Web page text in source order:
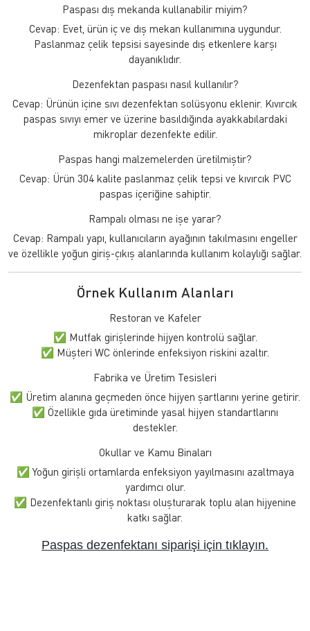
Paspası dış mekanda kullanabilir miyim?
Cevap: Evet, ürün iç ve dış mekan kullanımına uygundur.
Paslanmaz çelik tepsisi sayesinde dış etkenlere karşı
dayanıklıdır.
Dezenfektan paspası nasıl kullanılır?
Cevap: Ürünün içine sıvı dezenfektan solüsyonu eklenir. Kıvırcık
paspas sıvıyı emer ve üzerine basıldığında ayakkabılardaki
mikroplar dezenfekte edilir.
Paspas hangi malzemelerden üretilmiştir?
Cevap: Ürün 304 kalite paslanmaz çelik tepsi ve kıvırcık PVC
paspas içeriğine sahiptir.
Rampalı olması ne işe yarar?
Cevap: Rampalı yapı, kullanıcıların ayağının takılmasını engeller
ve özellikle yoğun giriş-çıkış alanlarında kullanım kolaylığı sağlar.
Örnek Kullanım Alanları
Restoran ve Kafeler
✅ Mutfak girişlerinde hijyen kontrolü sağlar.
✅ Müşteri WC önlerinde enfeksiyon riskini azaltır.
Fabrika ve Üretim Tesisleri
✅ Üretim alanına geçmeden önce hijyen şartlarını yerine getirir.
✅ Özellikle gıda üretiminde yasal hijyen standartlarını
destekler.
Okullar ve Kamu Binaları
✅ Yoğun girişli ortamlarda enfeksiyon yayılmasını azaltmaya
yardımcı olur.
✅ Dezenfektanlı giriş noktası oluşturarak toplu alan hijyenine
katkı sağlar.
Paspas dezenfektanı siparişi için tıklayın.